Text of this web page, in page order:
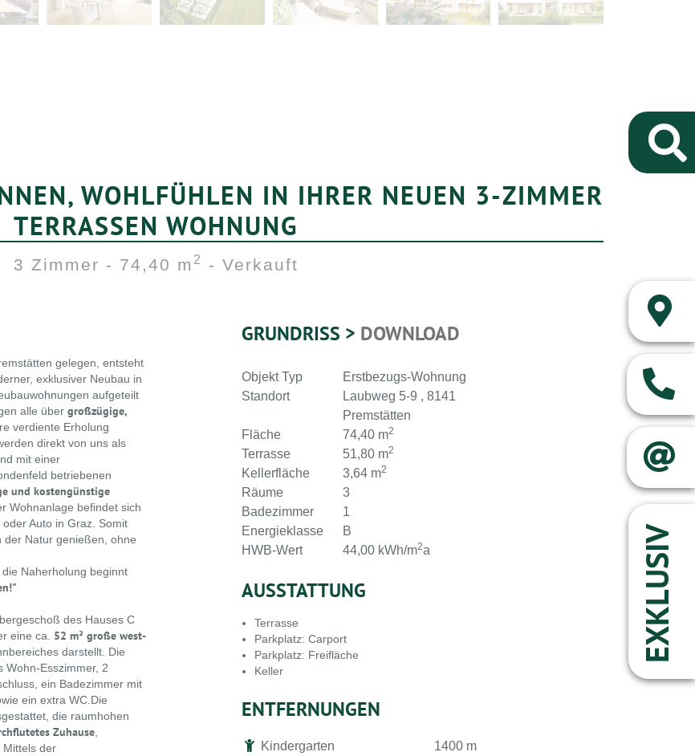
WOHLFÜHLEN IN IHRER NEUEN 3-ZIMMER
TERRASSEN WOHNUNG
3 Zimmer - 74,40 m 2 - Verkauft
gelegen, entsteht
exklusiver Neubau in
aufgeteilt
alle über großzügige,
verdiente Erholung
direkt von uns als
mit einer
betriebenen
und kostengünstige
Wohnanlage befindet sich
Auto in Graz. Somit
der Natur genießen, ohne
Naherholung beginnt
des Hauses C
eine ca. 52 m² große west-
darstellt. Die
Wohn-Esszimmer, 2
ein Badezimmer mit
ein extra WC.Die
die raumhohen
Zuhause,
Mittels der
GRUNDRISS > DOWNLOAD
Objekt Typ
Erstbezugs-Wohnung
Standort
Laubweg 5-9 , 8141
Premstätten
Fläche
74,40 m2
Terrasse 51,80 m2
Kellerfläche 3,64 m2
Räume
3
Badezimmer
1
Energieklasse
B
HWB-Wert
44,00 kWh/m2a
AUSSTATTUNG
Terrasse
Parkplatz: Carport
Parkplatz: Freifläche
Keller
ENTFERNUNGEN
Kindergarten
1400 m
EXKLUSIV